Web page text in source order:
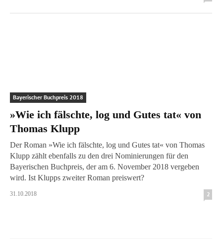
Bayerischer Buchpreis 2018
»Wie ich fälschte, log und Gutes tat« von
Thomas Klupp
Der Roman »Wie ich fälschte, log und Gutes tat« von Thomas
Klupp zählt ebenfalls zu den drei Nominierungen für den
Bayerischen Buchpreis, der am 6. November 2018 vergeben
wird. Ist Klupps zweiter Roman preiswert?
31.10.2018 2